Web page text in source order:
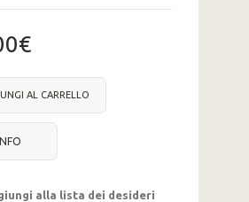
AL CARRELLO
alla lista dei desideri